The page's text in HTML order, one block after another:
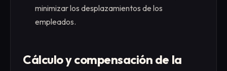
minimizar los desplazamientos de los
empleados.
Cálculo y compensación de la